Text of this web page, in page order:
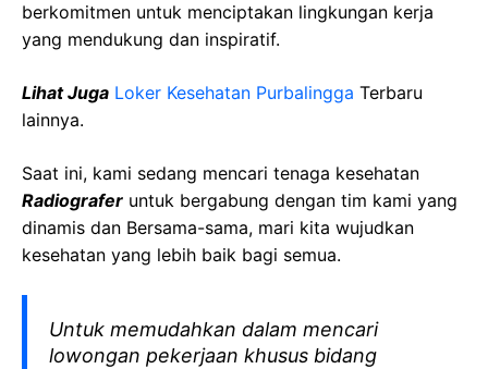
berkomitmen untuk menciptakan lingkungan kerja
yang mendukung dan inspiratif.
Lihat Juga Loker Kesehatan Purbalingga Terbaru
lainnya.
Saat ini, kami sedang mencari tenaga kesehatan
Radiografer untuk bergabung dengan tim kami yang
dinamis dan Bersama-sama, mari kita wujudkan
kesehatan yang lebih baik bagi semua.
Untuk memudahkan dalam mencari
lowongan pekerjaan khusus bidang